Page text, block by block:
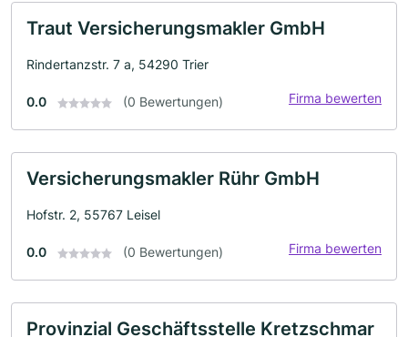
Traut Versicherungsmakler GmbH
Rindertanzstr. 7 a, 54290 Trier
0.0 (0 Bewertungen) Firma bewerten
Versicherungsmakler Rühr GmbH
Hofstr. 2, 55767 Leisel
0.0 (0 Bewertungen) Firma bewerten
Provinzial Geschäftsstelle Kretzschmar